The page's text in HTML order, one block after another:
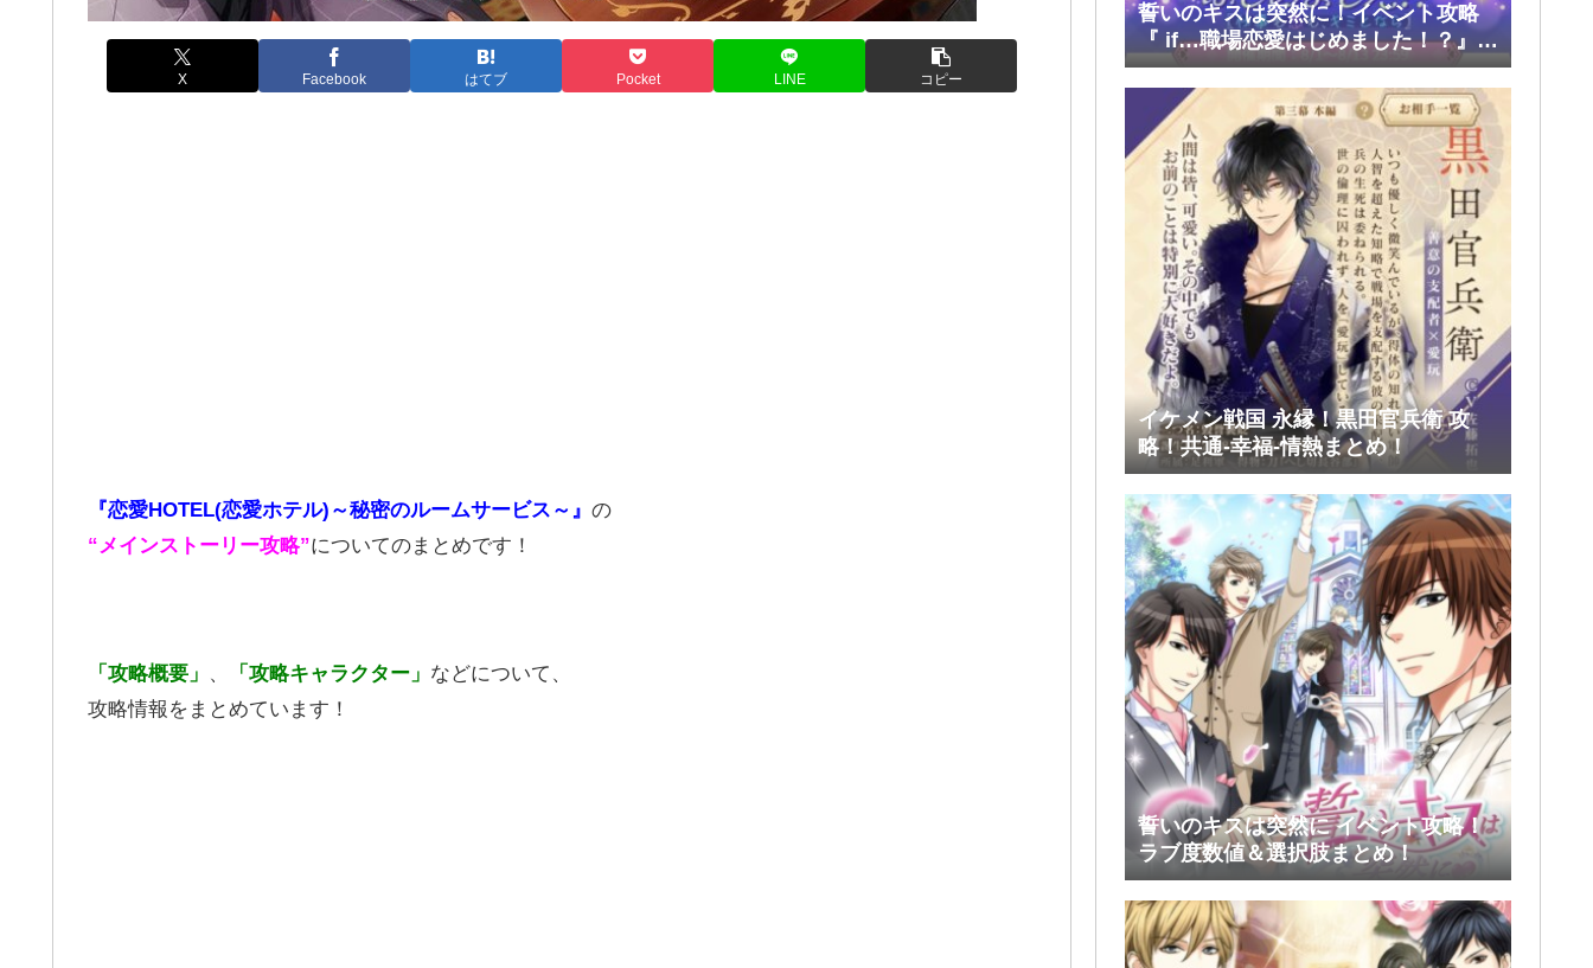
X Facebook はてブ Pocket LINE コピー
『恋愛HOTEL(恋愛ホテル)～秘密のルームサービス～』 の
“メインストーリー攻略”についてのまとめです！
「攻略概要」 、 「攻略キャラクター」 などについて、
攻略情報をまとめています！
誓いのキスは突然に！イベント攻略
『 if…職場恋愛はじめました！？』前
半(大和・レン・環・蒼太)
イケメン戦国 永縁！黒田官兵衛 攻
略！共通-幸福-情熱まとめ！
誓いのキスは突然に イベント攻略！
ラブ度数値＆選択肢まとめ！